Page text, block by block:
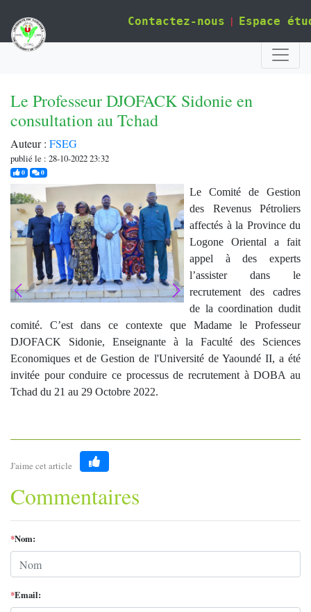
Contactez-nous | Espace
Le Professeur DJOFACK Sidonie en
consultation au Tchad
Auteur : FSEG
publié le : 28-10-2022 23:32
0j'aime0commentaires
Le Comité de Gestion
des Revenus Pétroliers
affectés à la Province du
Logone Oriental a fait
appel à des experts
l’assister dans le
recrutement des cadres
de la coordination dudit
comité. C’est dans ce contexte que Madame le Professeur
DJOFACK Sidonie, Enseignante à la Faculté des Sciences
Economiques et de Gestion de l'Université de Yaoundé II, a été
invitée pour conduire ce processus de recrutement à DOBA au
Tchad du 21 au 29 Octobre 2022.
J'aime cet article
Like
Commentaires
*Nom:
*Email: